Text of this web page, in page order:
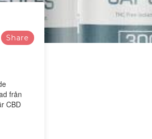
Share
från
CBD